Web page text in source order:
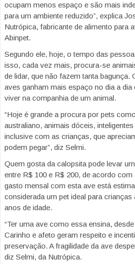
ocupam menos espaço e são mais
para um ambiente reduzido”, explica
Nutrópica, fabricante de alimento para
Abinpet.
Segundo ele, hoje, o tempo das
isso, cada vez mais, procura-se
de lidar, que não fazem tanta bagunça.
aves ganham mais espaço no dia a
viver na companhia de um animal.
“Hoje é grande a procura por pets
australiano, animais dóceis,
inclusive com as crianças, que
podem pegar”, diz Selmi.
Quem gosta da calopsita pode levar
entre R$ 100 e R$ 200, de acordo
gasto mensal com esta ave está
considerada um pet ideal para crianças
anos de idade.
“Ter uma ave como essa ensina,
Carinho e afeto geram respeito e
preservação. A fragilidade da ave
diz Selmi, da Nutrópica.